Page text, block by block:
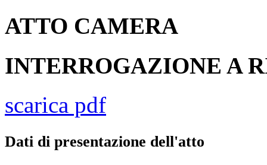
ATTO CAMERA
INTERROGAZIONE A
scarica pdf
Dati di presentazione dell'atto